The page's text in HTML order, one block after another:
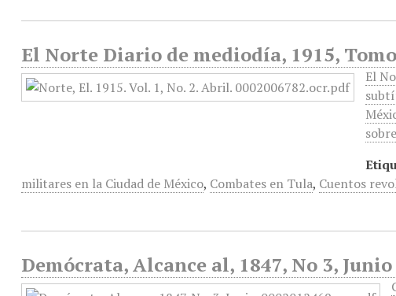
El Norte Diario de mediodía, 1915,
El
militares en la Ciudad de México, Combates en Tula, Cuentos
Demócrata, Alcance al, 1847, No 3, Junio